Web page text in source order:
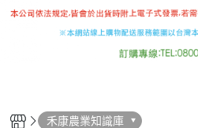
禾康農業知識庫